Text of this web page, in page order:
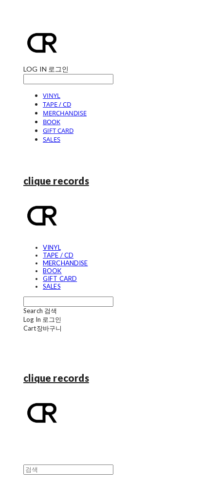
LOG IN 로그인
VINYL
TAPE / CD
MERCHANDISE
BOOK
GIFT CARD
SALES
clique records
VINYL
TAPE / CD
MERCHANDISE
BOOK
GIFT CARD
SALES
Search 검색
Log In 로그인
Cart장바구니
clique records